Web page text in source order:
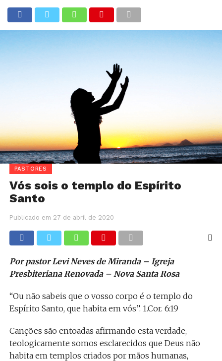
PASTORES
Vós sois o templo do Espírito
Santo
Publicado em 27 de abril de 2020
Por pastor Levi Neves de Miranda – Igreja
Presbiteriana Renovada – Nova Santa Rosa
“Ou não sabeis que o vosso corpo é o templo do
Espírito Santo, que habita em vós”. 1.Cor. 6:19
Canções são entoadas afirmando esta verdade,
teologicamente somos esclarecidos que Deus não
habita em templos criados por mãos humanas,